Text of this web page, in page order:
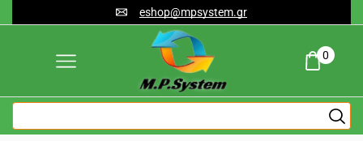
eshop@mpsystem.gr
0